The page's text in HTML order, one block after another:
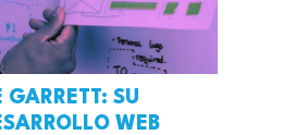
GARRETT: SU
WEB